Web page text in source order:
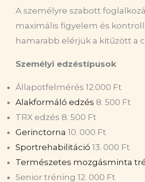
A személyre szabott
maximális figyelem és
hamarabb elérjük a kitűzött a
Személyi edzéstípusok
Állapotfelmérés 12.000 Ft
Alakformáló edzés 8. 500 Ft
TRX edzés 8. 500 Ft
Gerinctorna 10. 000 Ft
Sportrehabilitáció 13. 000 Ft
Természetes mozgásminta
Senior tréning 12. 000 Ft